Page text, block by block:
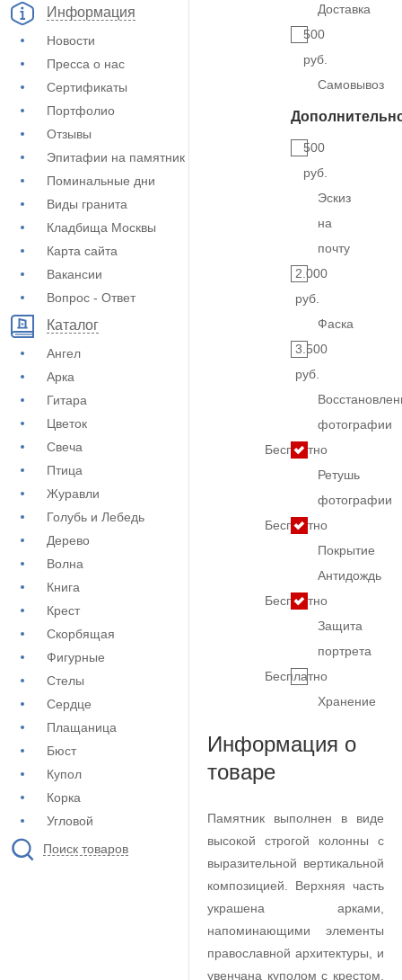
Информация
Новости
Пресса о нас
Сертификаты
Портфолио
Отзывы
Эпитафии на памятник
Поминальные дни
Виды гранита
Кладбища Москвы
Карта сайта
Вакансии
Вопрос - Ответ
Каталог
Ангел
Арка
Гитара
Цветок
Свеча
Птица
Журавли
Голубь и Лебедь
Дерево
Волна
Книга
Крест
Скорбящая
Фигурные
Стелы
Сердце
Плащаница
Бюст
Купол
Корка
Угловой
Поиск товаров
Доставка
500
руб.
Самовывоз
500
руб.
Эскиз
на
почту
2.000
руб.
Фаска
3.500
руб.
фотографии
Бесплатно
Ретушь
фотографии
Бесплатно
Покрытие
Антидождь
Бесплатно
Защита
портрета
Бесплатно
Хранение
Информация о
товаре
Памятник выполнен в виде
высокой строгой колонны с
выразительной вертикальной
композицией. Верхняя часть
украшена арками,
напоминающими элементы
православной архитектуры, и
увенчана куполом с крестом.